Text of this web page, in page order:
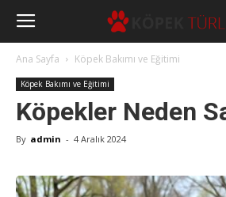
Ana Sayfa Köpek Bakımı ve Eğitimi
Köpek Bakımı ve Eğitimi
Köpekler Neden
By admin - 4 Aralık 2024